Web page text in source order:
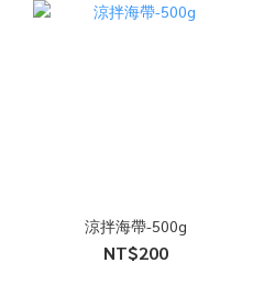
涼拌海帶-500g
NT$200